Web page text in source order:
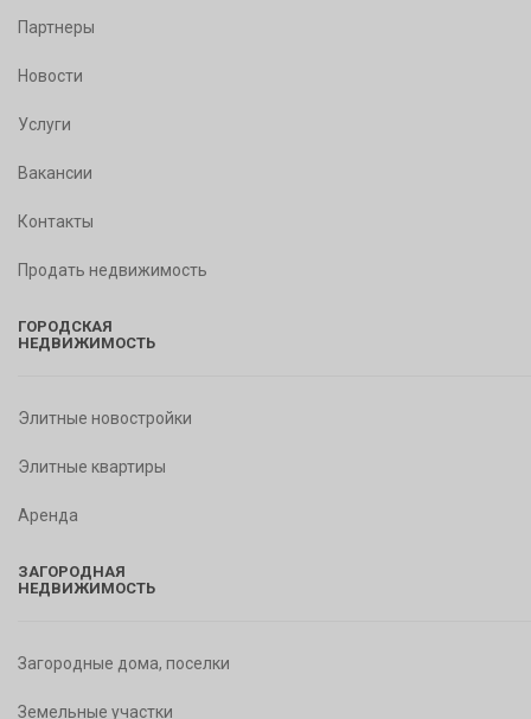
Партнеры
Новости
Услуги
Вакансии
Контакты
Продать недвижимость
ГОРОДСКАЯ
НЕДВИЖИМОСТЬ
Элитные новостройки
Элитные квартиры
Аренда
ЗАГОРОДНАЯ
НЕДВИЖИМОСТЬ
Загородные дома, поселки
Земельные участки